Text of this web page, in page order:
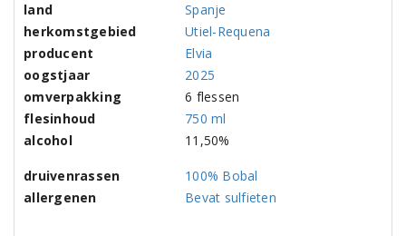
land
Spanje
herkomstgebied
Utiel-Requena
producent
Elvia
oogstjaar
2025
omverpakking
6 flessen
flesinhoud
750 ml
alcohol
11,50%
druivenrassen
100% Bobal
allergenen
Bevat sulfieten